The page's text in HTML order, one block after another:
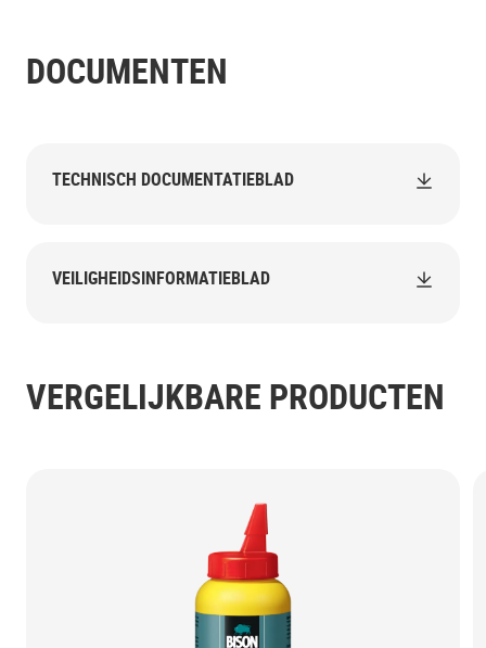
DOCUMENTEN
TECHNISCH DOCUMENTATIEBLAD
VEILIGHEIDSINFORMATIEBLAD
VERGELIJKBARE PRODUCTEN